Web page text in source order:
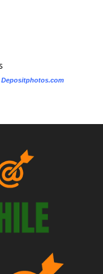
Depositphotos.com